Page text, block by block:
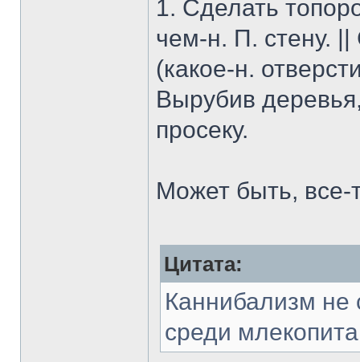
1. Сделать
чем-н. П. стену.
(какое-н.
Вырубив
просеку.
Может быть,
Цитата:
Каннибализм не
среди